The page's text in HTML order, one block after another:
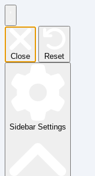
Close Reset
Sidebar Settings